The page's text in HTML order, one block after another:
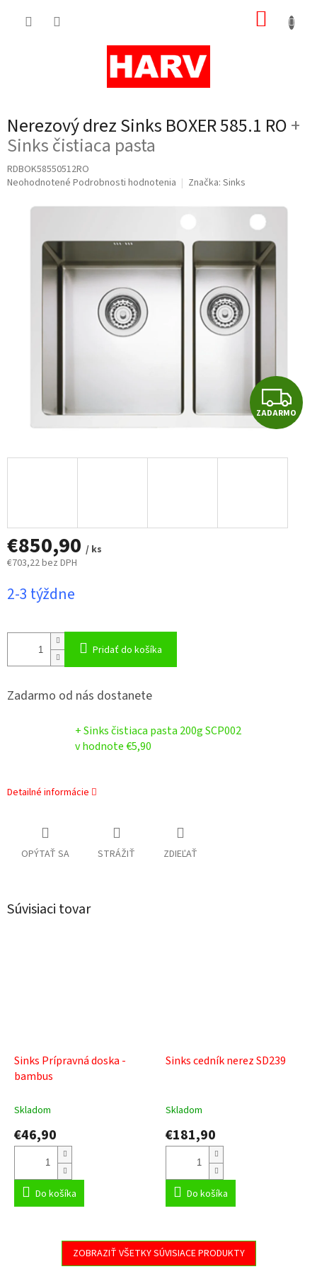
Nerezový drez Sinks BOXER 585.1 RO+
Sinks čistiaca pasta
RDBOK58550512RO
Priemerné
produktu
hviezdičiek.
Neohodnotené Podrobnosti hodnotenia Značka: Sinks
Z
A
ZADARMO
€850,90 / ks
€703,22 bez DPH
cena:
2-3 týždne
Pridať do košíka
Zadarmo od nás dostanete
+ Sinks čistiaca pasta 200g SCP002
v hodnote €5,90
Detailné informácie
OPÝTAŤ SA STRÁŽIŤ ZDIEĽAŤ
Súvisiaci tovar
Sinks Prípravná doska -
bambus
Skladom
€46,90
Do košíka
Sinks cedník nerez SD239
Skladom
€181,90
Do košíka
ZOBRAZIŤ VŠETKY SÚVISIACE PRODUKTY